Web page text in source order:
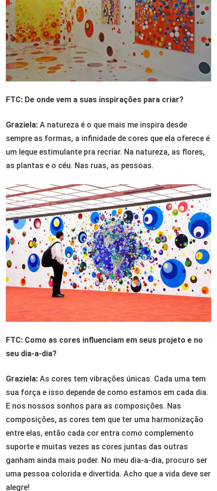
FTC: De onde vem a suas inspirações para criar?
Graziela: A natureza é o que mais me inspira desde
sempre as formas, a infinidade de cores que ela oferece é
um leque estimulante pra recriar. Na natureza, as flores,
as plantas e o céu. Nas ruas, as pessoas.
FTC: Como as cores influenciam em seus projeto e no
seu dia-a-dia?
Graziela: As cores tem vibrações únicas. Cada uma tem
sua força e isso depende de como estamos em cada dia.
E nos nossos sonhos para as composições. Nas
composições, as cores tem que ter uma harmonização
entre elas, então cada cor entra como complemento
suporte e muitas vezes as cores juntas das outras
ganham ainda mais poder. No meu dia-a-dia, procuro ser
uma pessoa colorida e divertida. Acho que a vida deve ser
alegre!